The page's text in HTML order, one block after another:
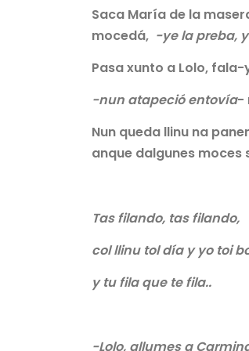
Saca María de la
mocedá, -ye la preba,
Pasa xunto a Lolo, fala-
-nun atapeció entovía-
Nun queda llinu na
anque dalgunes moces
Tas filando, tas filando,
col llinu tol día y yo toi
y tu fila que te fila..
-Lolo, allumes a